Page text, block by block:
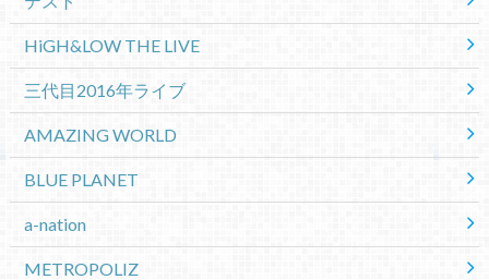
HiGH&LOW THE LIVE
三代目2016年ライブ
AMAZING WORLD
BLUE PLANET
a-nation
METROPOLIZ